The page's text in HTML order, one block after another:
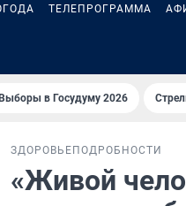
ТЕЛЕПРОГРАММА
Выборы в Госудуму 2026
ЗДОРОВЬЕ ПОДРОБНОСТИ
«Живой